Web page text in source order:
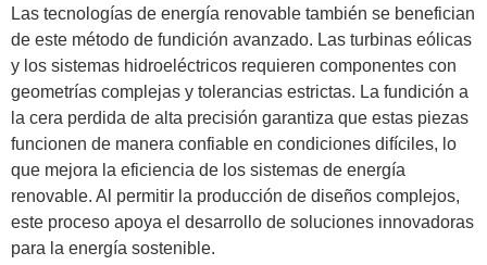
Las tecnologías de energía renovable también se benefician
de este método de fundición avanzado. Las turbinas eólicas
y los sistemas hidroeléctricos requieren componentes con
geometrías complejas y tolerancias estrictas. La fundición a
la cera perdida de alta precisión garantiza que estas piezas
funcionen de manera confiable en condiciones difíciles, lo
que mejora la eficiencia de los sistemas de energía
renovable. Al permitir la producción de diseños complejos,
este proceso apoya el desarrollo de soluciones innovadoras
para la energía sostenible.